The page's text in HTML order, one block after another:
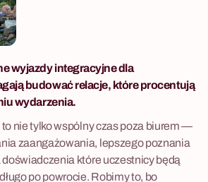
30 - 200 osób
Uczta z Sekretem
wyjazdy integracyjne dla
budować relacje, które procentują
wydarzenia.
nie tylko wspólny czas poza biurem —
zaangażowania, lepszego poznania
doświadczenia które uczestnicy będą
po powrocie. Robimy to, bo